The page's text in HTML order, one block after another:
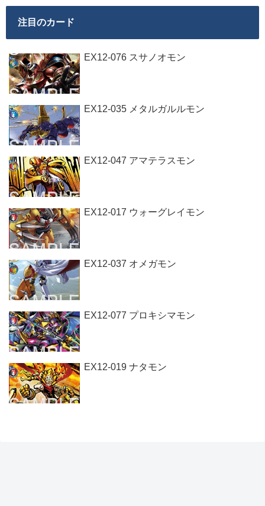
注目のカード
EX12-076 スサノオモン
EX12-035 メタルガルルモン
EX12-047 アマテラスモン
EX12-017 ウォーグレイモン
EX12-037 オメガモン
EX12-077 プロキシマモン
EX12-019 ナタモン